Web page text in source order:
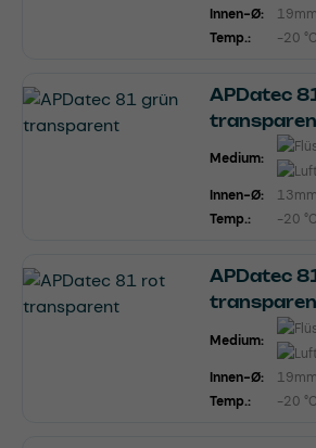
Innen-Ø:
Temp.:
-20
APDatec
Medium:
Innen-Ø:
Temp.:
-20
APDatec
Medium:
Innen-Ø:
Temp.:
-20